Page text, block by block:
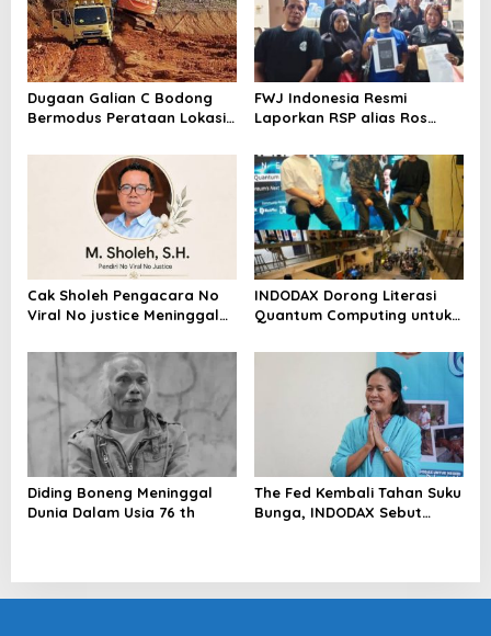
Dugaan Galian C Bodong
Bermodus Perataan Lokasi
Riau Akan Tinjauan Lokasi
FWJ Indonesia Resmi
Laporkan RSP alias Ros
Cak Sholeh Pengacara No
Viral No justice Meninggal
INDODAX Dorong Literasi
Quantum Computing untuk
Blockchain
Diding Boneng Meninggal
Dunia Dalam Usia 76 th
The Fed Kembali Tahan Suku
Bunga, INDODAX Sebut